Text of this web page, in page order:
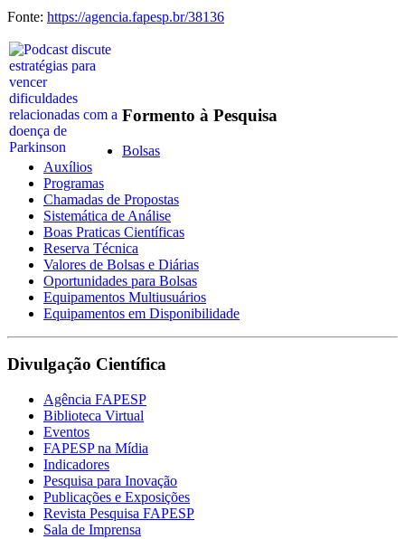
Fonte: https://agencia.fapesp.br/38136
Formento à Pesquisa
Bolsas
Auxílios
Programas
Chamadas de Propostas
Sistemática de Análise
Boas Praticas Científicas
Reserva Técnica
Valores de Bolsas e Diárias
Oportunidades para Bolsas
Equipamentos Multiusuários
Equipamentos em Disponibilidade
Divulgação Científica
Agência FAPESP
Biblioteca Virtual
Eventos
FAPESP na Mídia
Indicadores
Pesquisa para Inovação
Publicações e Exposições
Revista Pesquisa FAPESP
Sala de Imprensa